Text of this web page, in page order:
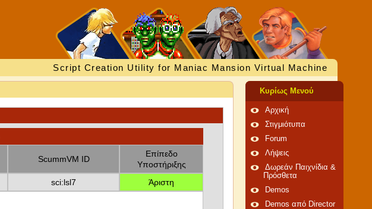
Script Creation Utility for Maniac Mansion Virtual Machine
ScummVM ID
Επίπεδο
Υποστήριξης
sci:lsl7 Άριστη
Κυρίως Μενού
Αρχική
Στιγμιότυπα
Forum
Λήψεις
Δωρεάν Παιχνίδια &
Πρόσθετα
Demos
Demos από Director